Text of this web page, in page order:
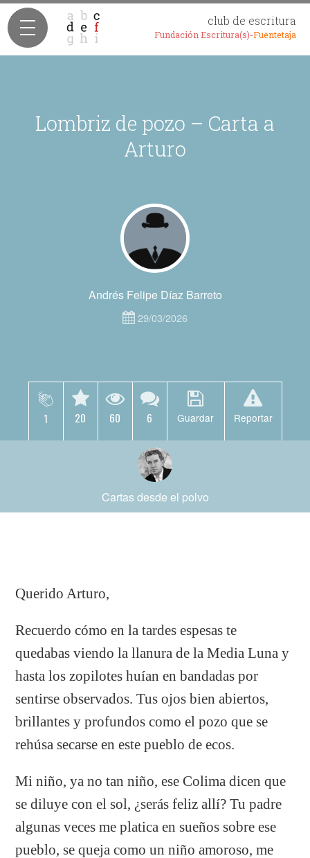
club de escritura
Fundación Escritura(s)-Fuentetaja
Lombriz de pozo – Carta a
Arturo
Andrés Felipe Díaz Barreto
29/03/2026
1 20 60 6 Guardar Reportar
Cartas desde el polvo
Querido Arturo,
Recuerdo cómo en la tardes espesas te
quedabas viendo la llanura de la Media Luna y
hasta los zopilotes huían en bandadas por
sentirse observados. Tus ojos bien abiertos,
brillantes y profundos como el pozo que se
rehúsa secarse en este pueblo de ecos.
Mi niño, ya no tan niño, ese Colima dicen que
se diluye con el sol, ¿serás feliz allí? Tu padre
algunas veces me platica en sueños sobre ese
pueblo, se queja como un niño amoroso, me